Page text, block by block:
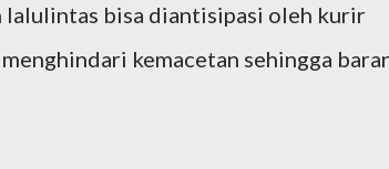
lalulintas bisa diantisipasi oleh kurir
kemacetan sehingga